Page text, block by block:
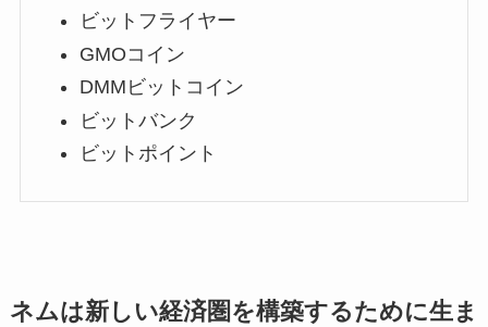
ビットフライヤー
GMOコイン
DMMビットコイン
ビットバンク
ビットポイント
ネムは新しい経済圏を構築するために生ま